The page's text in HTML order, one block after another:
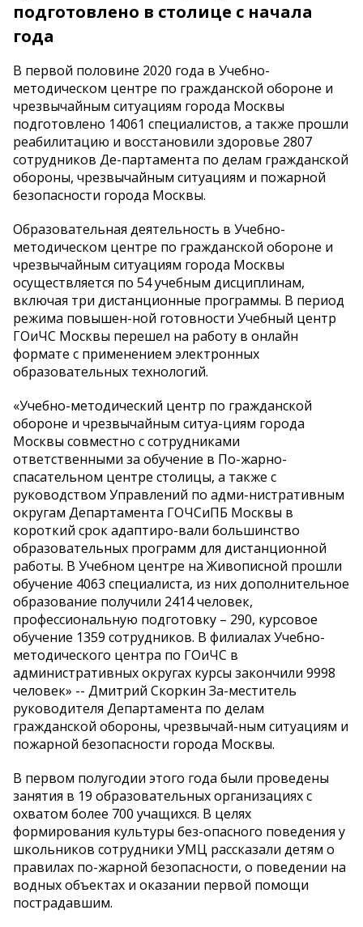
подготовлено в столице с начала
года
В первой половине 2020 года в Учебно-
методическом центре по гражданской обороне и
чрезвычайным ситуациям города Москвы
подготовлено 14061 специалистов, а также прошли
реабилитацию и восстановили здоровье 2807
сотрудников Де-партамента по делам гражданской
обороны, чрезвычайным ситуациям и пожарной
безопасности города Москвы.
Образовательная деятельность в Учебно-
методическом центре по гражданской обороне и
чрезвычайным ситуациям города Москвы
осуществляется по 54 учебным дисциплинам,
включая три дистанционные программы. В период
режима повышен-ной готовности Учебный центр
ГОиЧС Москвы перешел на работу в онлайн
формате с применением электронных
образовательных технологий.
«Учебно-методический центр по гражданской
обороне и чрезвычайным ситуа-циям города
Москвы совместно с сотрудниками
ответственными за обучение в По-жарно-
спасательном центре столицы, а также с
руководством Управлений по адми-нистративным
округам Департамента ГОЧСиПБ Москвы в
короткий срок адаптиро-вали большинство
образовательных программ для дистанционной
работы. В Учебном центре на Живописной прошли
обучение 4063 специалиста, из них дополнительное
образование получили 2414 человек,
профессиональную подготовку – 290, курсовое
обучение 1359 сотрудников. В филиалах Учебно-
методического центра по ГОиЧС в
административных округах курсы закончили 9998
человек» -- Дмитрий Скоркин За-меститель
руководителя Департамента по делам
гражданской обороны, чрезвычай-ным ситуациям и
пожарной безопасности города Москвы.
В первом полугодии этого года были проведены
занятия в 19 образовательных организациях с
охватом более 700 учащихся. В целях
формирования культуры без-опасного поведения у
школьников сотрудники УМЦ рассказали детям о
правилах по-жарной безопасности, о поведении на
водных объектах и оказании первой помощи
пострадавшим.